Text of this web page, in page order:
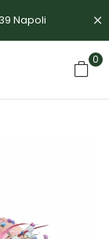
Napoli
0